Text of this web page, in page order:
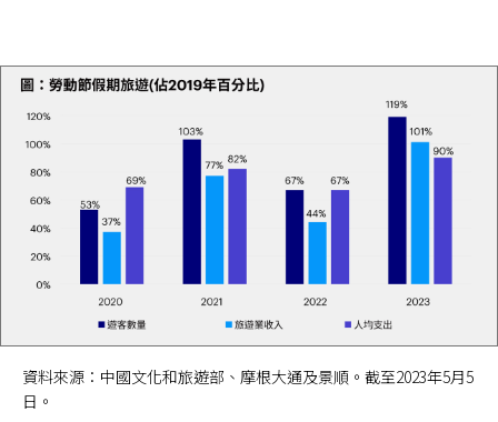
資料來源：中國文化和旅遊部、摩根大通及景順。截至2023年5月5
日。